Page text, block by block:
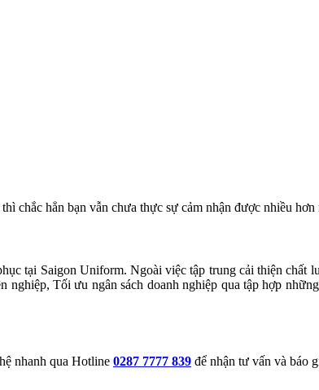
chắc hẳn bạn vẫn chưa thực sự cảm nhận được nhiều
tại Saigon Uniform. Ngoài việc tập trung cải thiện chất
Tối ưu ngân sách doanh nghiệp qua tập hợp
nhanh qua Hotline 0287 7777 839 để nhận tư vấn và báo